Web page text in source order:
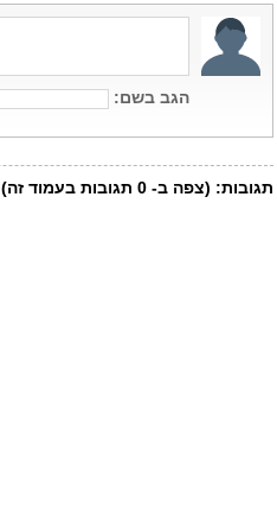
הגב בשם:
תגובות: (צפה ב- 0 תגובות בעמוד זה)